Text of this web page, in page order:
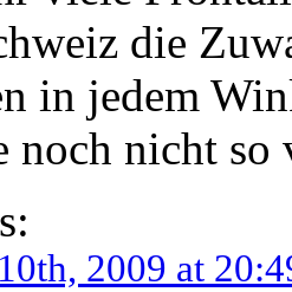
die
in jedem
noch nicht so
2009 at